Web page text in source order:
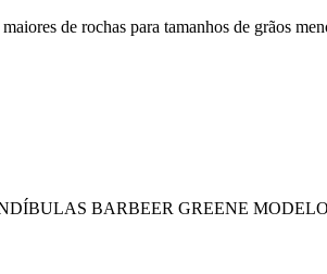
de rochas para tamanhos de grãos
BARBEER GREENE